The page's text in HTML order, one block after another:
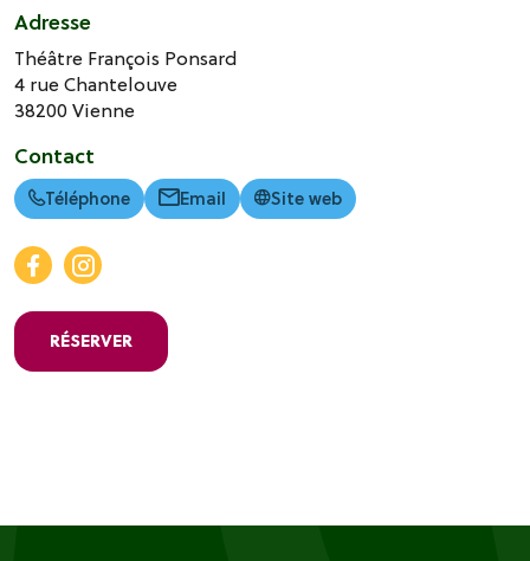
Adresse
Théâtre François Ponsard
4 rue Chantelouve
38200Vienne
Contact
Téléphone Email Site web
RÉSERVER